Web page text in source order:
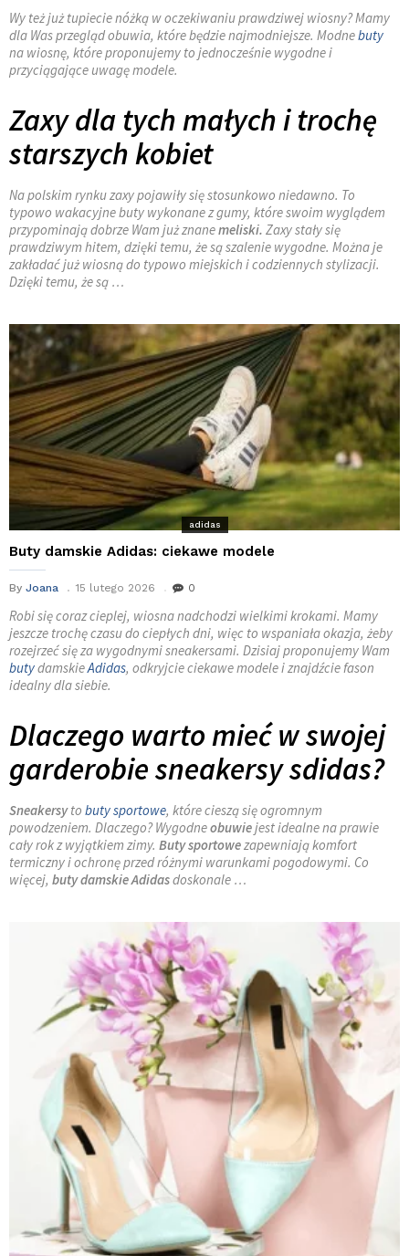
Wy też już tupiecie nóżką w oczekiwaniu prawdziwej wiosny? Mamy
dla Was przegląd obuwia, które będzie najmodniejsze. Modnebuty
na wiosnę, które proponujemy to jednocześnie wygodne i
przyciągające uwagę modele.
Zaxy dla tych małych i trochę
starszych kobiet
Na polskim rynku zaxy pojawiły się stosunkowo niedawno. To
typowo wakacyjne buty wykonane z gumy, które swoim wyglądem
przypominają dobrze Wam już znanemeliski. Zaxy stały się
prawdziwym hitem, dzięki temu, że są szalenie wygodne. Można je
zakładać już wiosną do typowo miejskich i codziennych stylizacji.
Dzięki temu, że są …
adidas
Buty damskie Adidas: ciekawe modele
By Joana 15 lutego 2026 0
Robi się coraz cieplej, wiosna nadchodzi wielkimi krokami. Mamy
jeszcze trochę czasu do ciepłych dni, więc to wspaniała okazja, żeby
rozejrzeć się za wygodnymi sneakersami. Dzisiaj proponujemy Wam
butydamskieAdidas, odkryjcie ciekawe modele i znajdźcie fason
idealny dla siebie.
Dlaczego warto mieć w swojej
garderobie sneakersy sdidas?
Sneakersyto buty sportowe, które cieszą się ogromnym
powodzeniem. Dlaczego? Wygodneobuwiejest idealne na prawie
cały rok z wyjątkiem zimy. Buty sportowezapewniają komfort
termiczny i ochronę przed różnymi warunkami pogodowymi. Co
więcej, buty damskie Adidasdoskonale …